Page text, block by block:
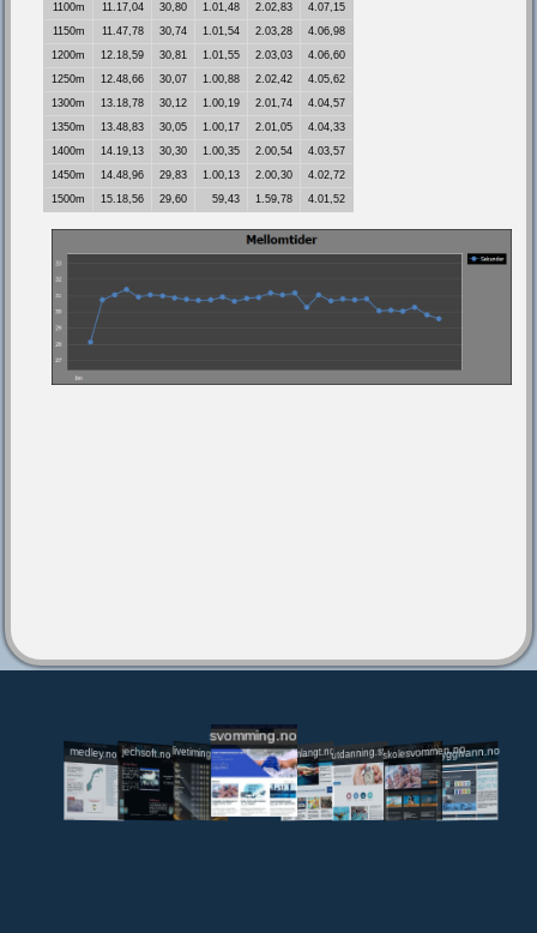
1100m
11.17,04 30,80 1.01,48 2.02,83
4.07,15
1150m
11.47,78 30,74 1.01,54 2.03,28
4.06,98
1200m
12.18,59 30,81 1.01,55 2.03,03
4.06,60
1250m
12.48,66 30,07 1.00,88 2.02,42
4.05,62
1300m
13.18,78 30,12 1.00,19 2.01,74
4.04,57
1350m
13.48,83 30,05 1.00,17 2.01,05
4.04,33
1400m
14.19,13 30,30 1.00,35 2.00,54
4.03,57
1450m
14.48,96 29,83 1.00,13 2.00,30
4.02,72
1500m
15.18,56 29,60 59,43 1.59,78 4.01,52
medley.no jechsoft.nolivetiming.medley.no
svomming.no
svomlangt.noutdanning.svomming.no
skolesvommen.notryggivann.no